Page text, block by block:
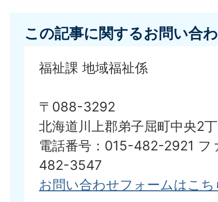
この記事に関するお問い合
福祉課 地域福祉係
〒088-3292
北海道川上郡弟子屈町中央2
電話番号：015-482-2921 フ
482-3547
お問い合わせフォームはこち